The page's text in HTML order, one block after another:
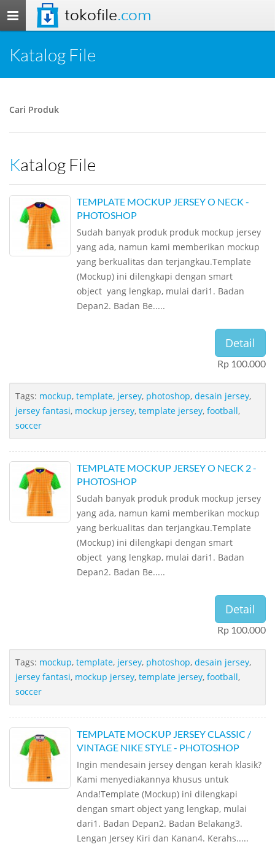
Toggle
navigation
tokofile.com
Katalog File
Cari Produk
Katalog File
TEMPLATE MOCKUP JERSEY O NECK -
PHOTOSHOP
Sudah banyak produk produk mockup jersey
yang ada, namun kami memberikan mockup
yang berkualitas dan terjangkau.Template
(Mockup) ini dilengkapi dengan smart
object yang lengkap, mulai dari1. Badan
Depan2. Badan Be.....
Detail
Rp 100.000
Tags: mockup, template, jersey, photoshop, desain jersey,
jersey fantasi, mockup jersey, template jersey, football,
soccer
TEMPLATE MOCKUP JERSEY O NECK 2 -
PHOTOSHOP
Sudah banyak produk produk mockup jersey
yang ada, namun kami memberikan mockup
yang berkualitas dan terjangkau.Template
(Mockup) ini dilengkapi dengan smart
object yang lengkap, mulai dari1. Badan
Depan2. Badan Be.....
Detail
Rp 100.000
Tags: mockup, template, jersey, photoshop, desain jersey,
jersey fantasi, mockup jersey, template jersey, football,
soccer
TEMPLATE MOCKUP JERSEY CLASSIC /
VINTAGE NIKE STYLE - PHOTOSHOP
Ingin mendesain jersey dengan kerah klasik?
Kami menyediakannya khusus untuk
Anda!Template (Mockup) ini dilengkapi
dengan smart object yang lengkap, mulai
dari1. Badan Depan2. Badan Belakang3.
Lengan Jersey Kiri dan Kanan4. Kerahs.....